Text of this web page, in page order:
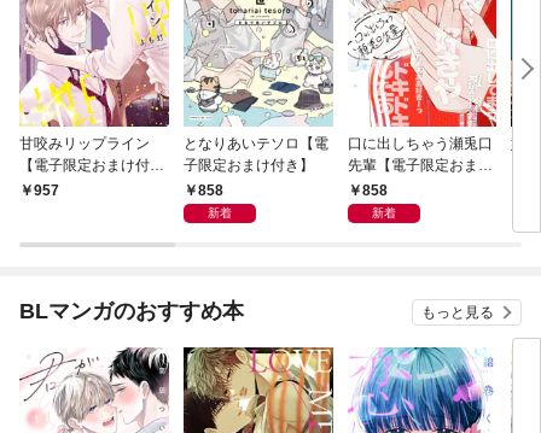
甘咬みリップライン
【電子限定おまけ付
き】957
となりあいテソロ【電
子限定おまけ付き】
858
新着
口に出しちゃう瀬兎口
先輩【電子限定おまけ
付き】
858
新着
奸
BLマンガのおすすめ本 もっと見る